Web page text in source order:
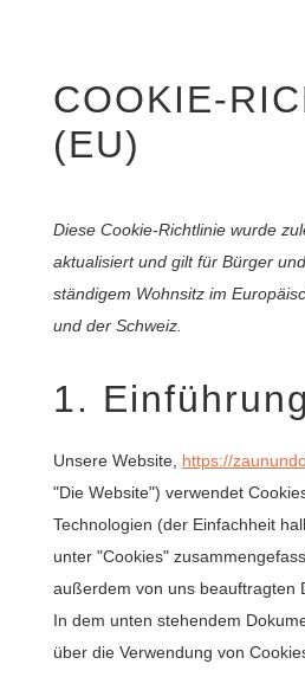
COOKIE-
(EU)
Diese Cookie-Richtlinie wurde
aktualisiert und gilt für Bürger
ständigem Wohnsitz im
und der Schweiz.
1. Einführung
Unsere Website, https://
"Die Website") verwendet
Technologien (der Einfachheit
unter "Cookies"
außerdem von uns beauftragten
In dem unten stehendem
über die Verwendung von